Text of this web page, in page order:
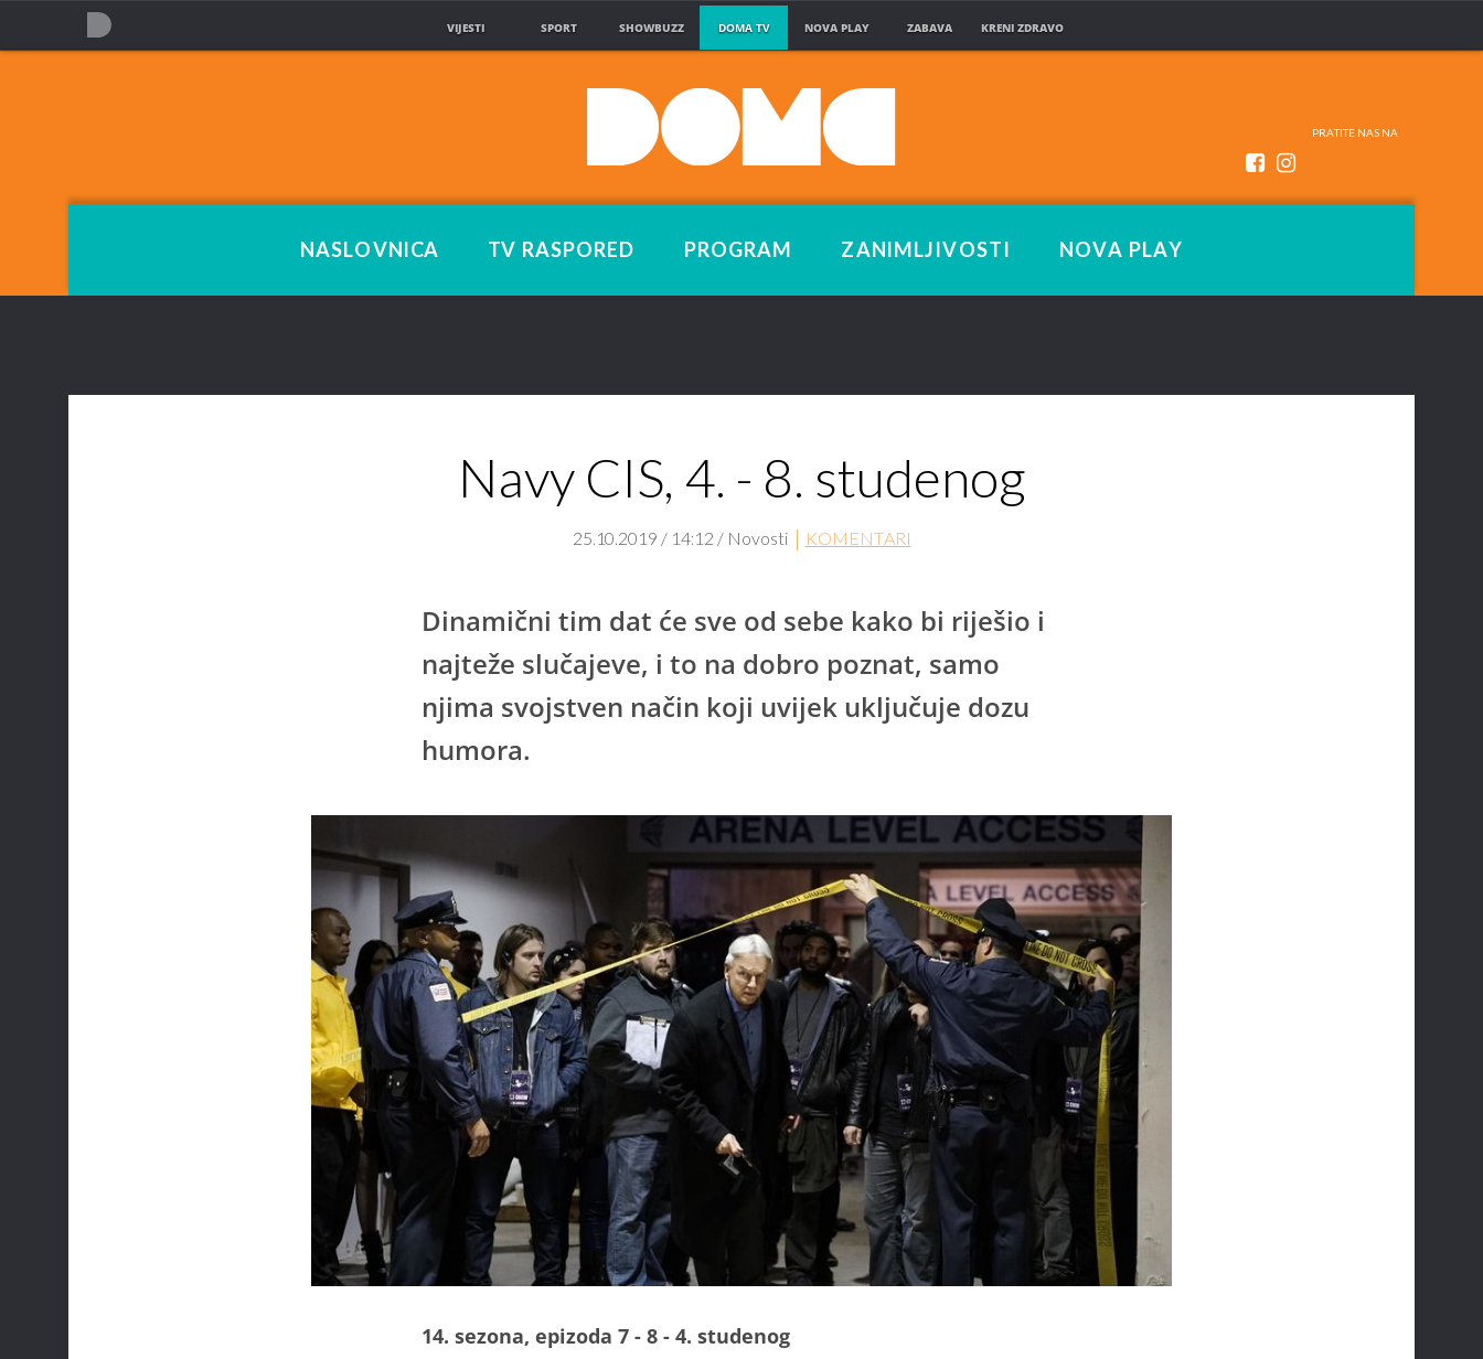
VIJESTI SPORT SHOWBUZZ DOMA TV NOVA PLAY ZABAVA KRENI ZDRAVO
PRATITE NAS NA
NASLOVNICA TV RASPORED PROGRAM ZANIMLJIVOSTI NOVA PLAY
Navy CIS, 4. - 8. studenog
25.10.2019 / 14:12 / Novosti KOMENTARI
Dinamični tim dat će sve od sebe kako bi riješio i
najteže slučajeve, i to na dobro poznat, samo
njima svojstven način koji uvijek uključuje dozu
humora.
14. sezona, epizoda 7 - 8 - 4. studenog